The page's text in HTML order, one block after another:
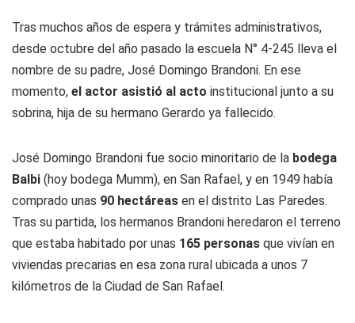
Tras muchos años de espera y trámites administrativos,
desde octubre del año pasado la escuela N° 4-245 lleva el
nombre de su padre, José Domingo Brandoni. En ese
momento, el actor asistió al acto institucional junto a su
sobrina, hija de su hermano Gerardo ya fallecido.
José Domingo Brandoni fue socio minoritario de la bodega
Balbi (hoy bodega Mumm), en San Rafael, y en 1949 había
comprado unas 90 hectáreas en el distrito Las Paredes.
Tras su partida, los hermanos Brandoni heredaron el terreno
que estaba habitado por unas 165 personas que vivían en
viviendas precarias en esa zona rural ubicada a unos 7
kilómetros de la Ciudad de San Rafael.